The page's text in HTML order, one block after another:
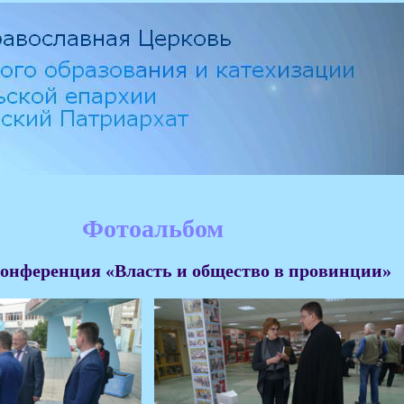
Фотоальбом
«Власть и общество в провинции»